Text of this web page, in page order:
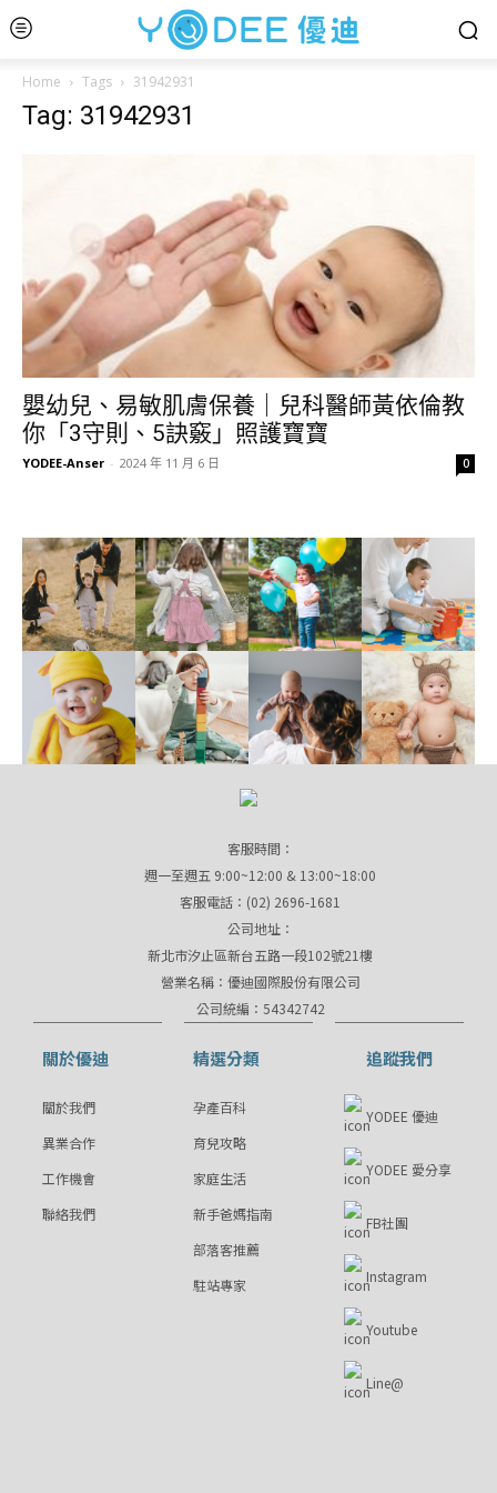
Home Tags 31942931
Tag: 31942931
嬰幼兒、易敏肌膚保養｜兒科醫師黃依倫教
你「3守則、5訣竅」照護寶寶
YODEE-Anser - 2024 年 11 月 6 日 0
客服時間：
週一至週五 9:00~12:00 & 13:00~18:00
客服電話：(02) 2696-1681
公司地址：
新北市汐止區新台五路一段102號21樓
營業名稱：優迪國際股份有限公司
公司統編：54342742
關於優迪
關於我們
異業合作
工作機會
聯絡我們
精選分類
孕產百科
育兒攻略
家庭生活
新手爸媽指南
部落客推薦
駐站專家
追蹤我們
YODEE 優迪
YODEE 愛分享
FB社團
Instagram
Youtube
Line@